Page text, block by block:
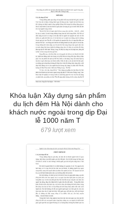
Khóa luận Xây dựng sản phẩm
du lịch đêm Hà Nội dành cho
khách nước ngoài trong dịp Đại
lễ 1000 năm T
679 lượt xem